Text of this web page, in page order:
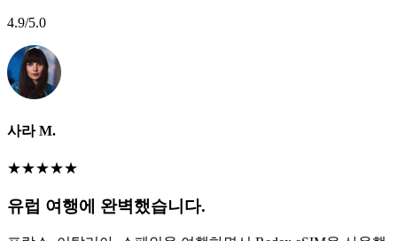
4.9/5.0
사라 M.
★★★★★
유럽 여행에 완벽했습니다.